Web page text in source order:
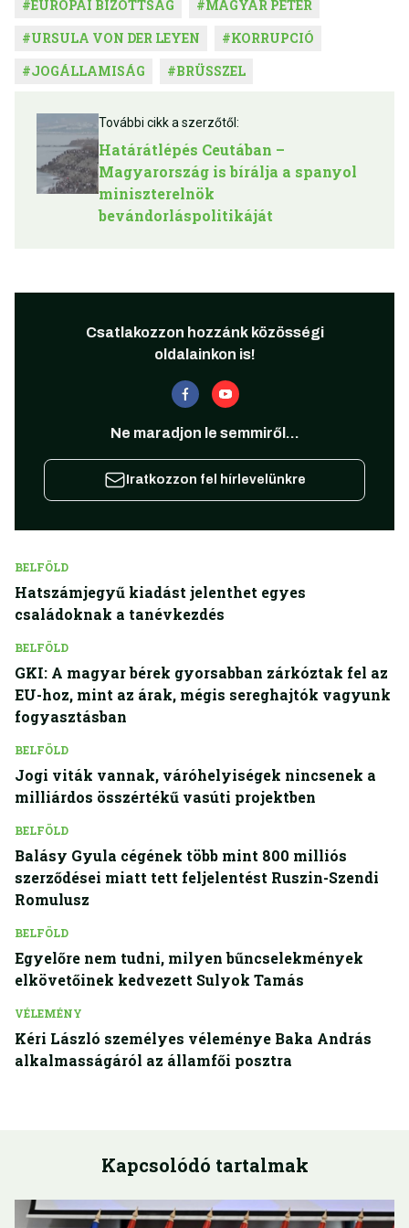
#EURÓPAI BIZOTTSÁG #MAGYAR PÉTER
#URSULA VON DER LEYEN #KORRUPCIÓ
#JOGÁLLAMISÁG #BRÜSSZEL
További cikk a szerzőtől:
Határátlépés Ceutában –
Magyarország is bírálja a spanyol
miniszterelnök
bevándorláspolitikáját
Csatlakozzon hozzánk közösségi
oldalainkon is!
Ne maradjon le semmiről...
Iratkozzon fel hírlevelünkre
BELFÖLD
Hatszámjegyű kiadást jelenthet egyes
családoknak a tanévkezdés
BELFÖLD
GKI: A magyar bérek gyorsabban zárkóztak fel az
EU-hoz, mint az árak, mégis sereghajtók vagyunk
fogyasztásban
BELFÖLD
Jogi viták vannak, váróhelyiségek nincsenek a
milliárdos összértékű vasúti projektben
BELFÖLD
Balásy Gyula cégének több mint 800 milliós
szerződései miatt tett feljelentést Ruszin-Szendi
Romulusz
BELFÖLD
Egyelőre nem tudni, milyen bűncselekmények
elkövetőinek kedvezett Sulyok Tamás
VÉLEMÉNY
Kéri László személyes véleménye Baka András
alkalmasságáról az államfői posztra
Kapcsolódó tartalmak